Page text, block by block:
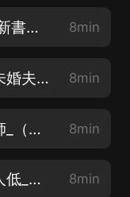
【至尊戰神】_第1集 歸來_（新書上架、求賞月票、求訂閱、求關注） 8min
【至尊戰神】_第2集 喬雪的未婚夫_（新書上架、求賞月票、求訂閱、求關注） 8min
【至尊戰神】_第3集 夏國鬼師_（新書上架、求賞月票、求訂閱、求關注） 8min
【最強兵王】_第4集 狗眼看人低_（求賞月票、求訂閱、求關注） 8min